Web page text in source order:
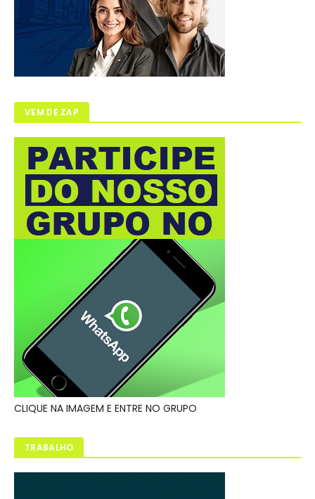
VEM DE ZAP
CLIQUE NA IMAGEM E ENTRE NO GRUPO
TRABALHO